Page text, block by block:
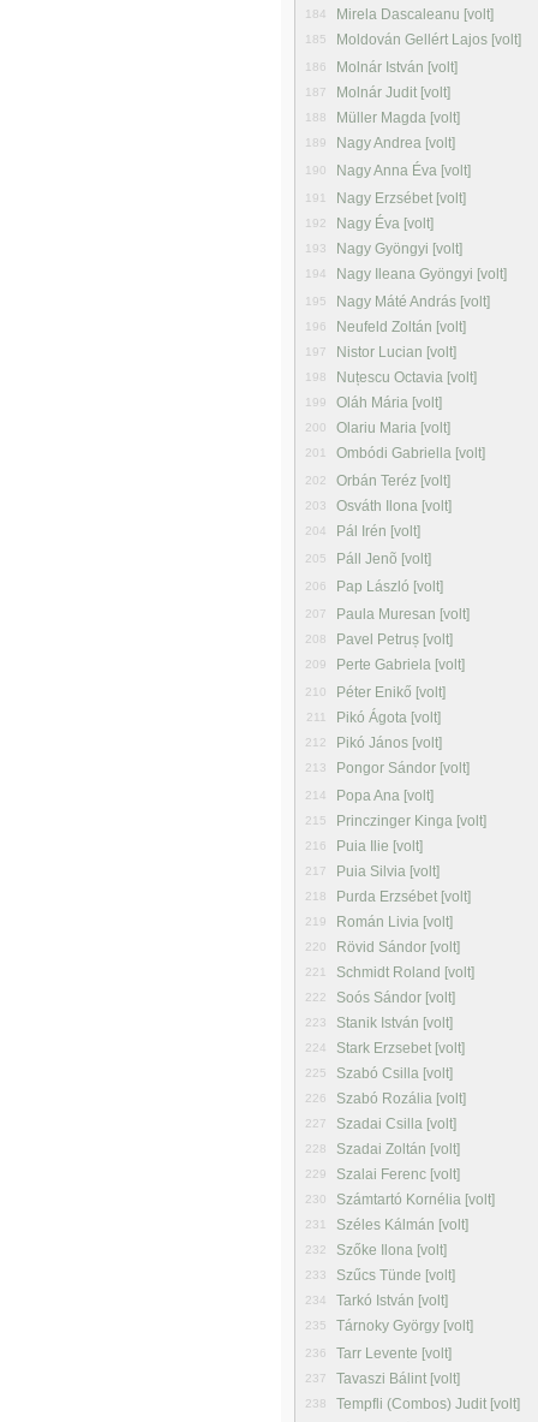
184 Mirela Dascaleanu [volt]
185 Moldován Gellért Lajos [volt]
186 Molnár István [volt]
187 Molnár Judit [volt]
188 Müller Magda [volt]
189 Nagy Andrea [volt]
190 Nagy Anna Éva [volt]
191 Nagy Erzsébet [volt]
192 Nagy Éva [volt]
193 Nagy Gyöngyi [volt]
194 Nagy Ileana Gyöngyi [volt]
195 Nagy Máté András [volt]
196 Neufeld Zoltán [volt]
197 Nistor Lucian [volt]
198 Nuțescu Octavia [volt]
199 Oláh Mária [volt]
200 Olariu Maria [volt]
201 Ombódi Gabriella [volt]
202 Orbán Teréz [volt]
203 Osváth Ilona [volt]
204 Pál Irén [volt]
205 Páll Jenõ [volt]
206 Pap László [volt]
207 Paula Muresan [volt]
208 Pavel Petruș [volt]
209 Perte Gabriela [volt]
210 Péter Enikő [volt]
211 Pikó Ágota [volt]
212 Pikó János [volt]
213 Pongor Sándor [volt]
214 Popa Ana [volt]
215 Princzinger Kinga [volt]
216 Puia Ilie [volt]
217 Puia Silvia [volt]
218 Purda Erzsébet [volt]
219 Román Livia [volt]
220 Rövid Sándor [volt]
221 Schmidt Roland [volt]
222 Soós Sándor [volt]
223 Stanik István [volt]
224 Stark Erzsebet [volt]
225 Szabó Csilla [volt]
226 Szabó Rozália [volt]
227 Szadai Csilla [volt]
228 Szadai Zoltán [volt]
229 Szalai Ferenc [volt]
230 Számtartó Kornélia [volt]
231 Széles Kálmán [volt]
232 Szőke Ilona [volt]
233 Szűcs Tünde [volt]
234 Tarkó István [volt]
235 Tárnoky György [volt]
236 Tarr Levente [volt]
237 Tavaszi Bálint [volt]
238 Tempfli (Combos) Judit [volt]